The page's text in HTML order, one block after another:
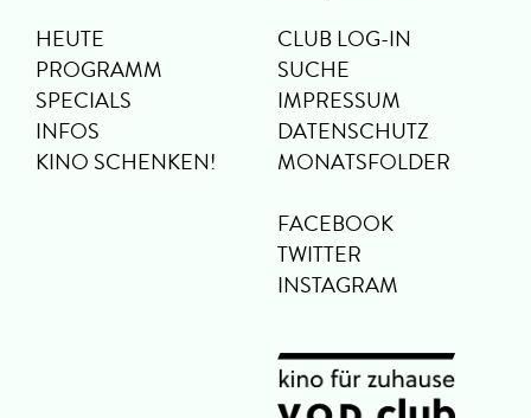
HEUTE
PROGRAMM
SPECIALS
INFOS
KINO SCHENKEN!
CLUB LOG-IN
SUCHE
IMPRESSUM
DATENSCHUTZ
MONATSFOLDER
FACEBOOK
TWITTER
INSTAGRAM